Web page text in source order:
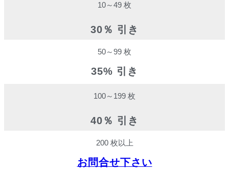
10～49 枚
30％ 引き
50～99 枚
35% 引き
100～199 枚
40％ 引き
200 枚以上
お問合せ下さい